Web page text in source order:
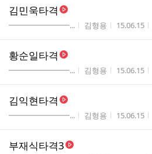
김민욱타격
게시판명
━━━━━━━━... 작성자
김형용 작성시간
15.06.15
황순일타격
게시판명
━━━━━━━━... 작성자
김형용 작성시간
15.06.15
김익현타격
게시판명
━━━━━━━━... 작성자
김형용 작성시간
15.06.15
부재식타격3